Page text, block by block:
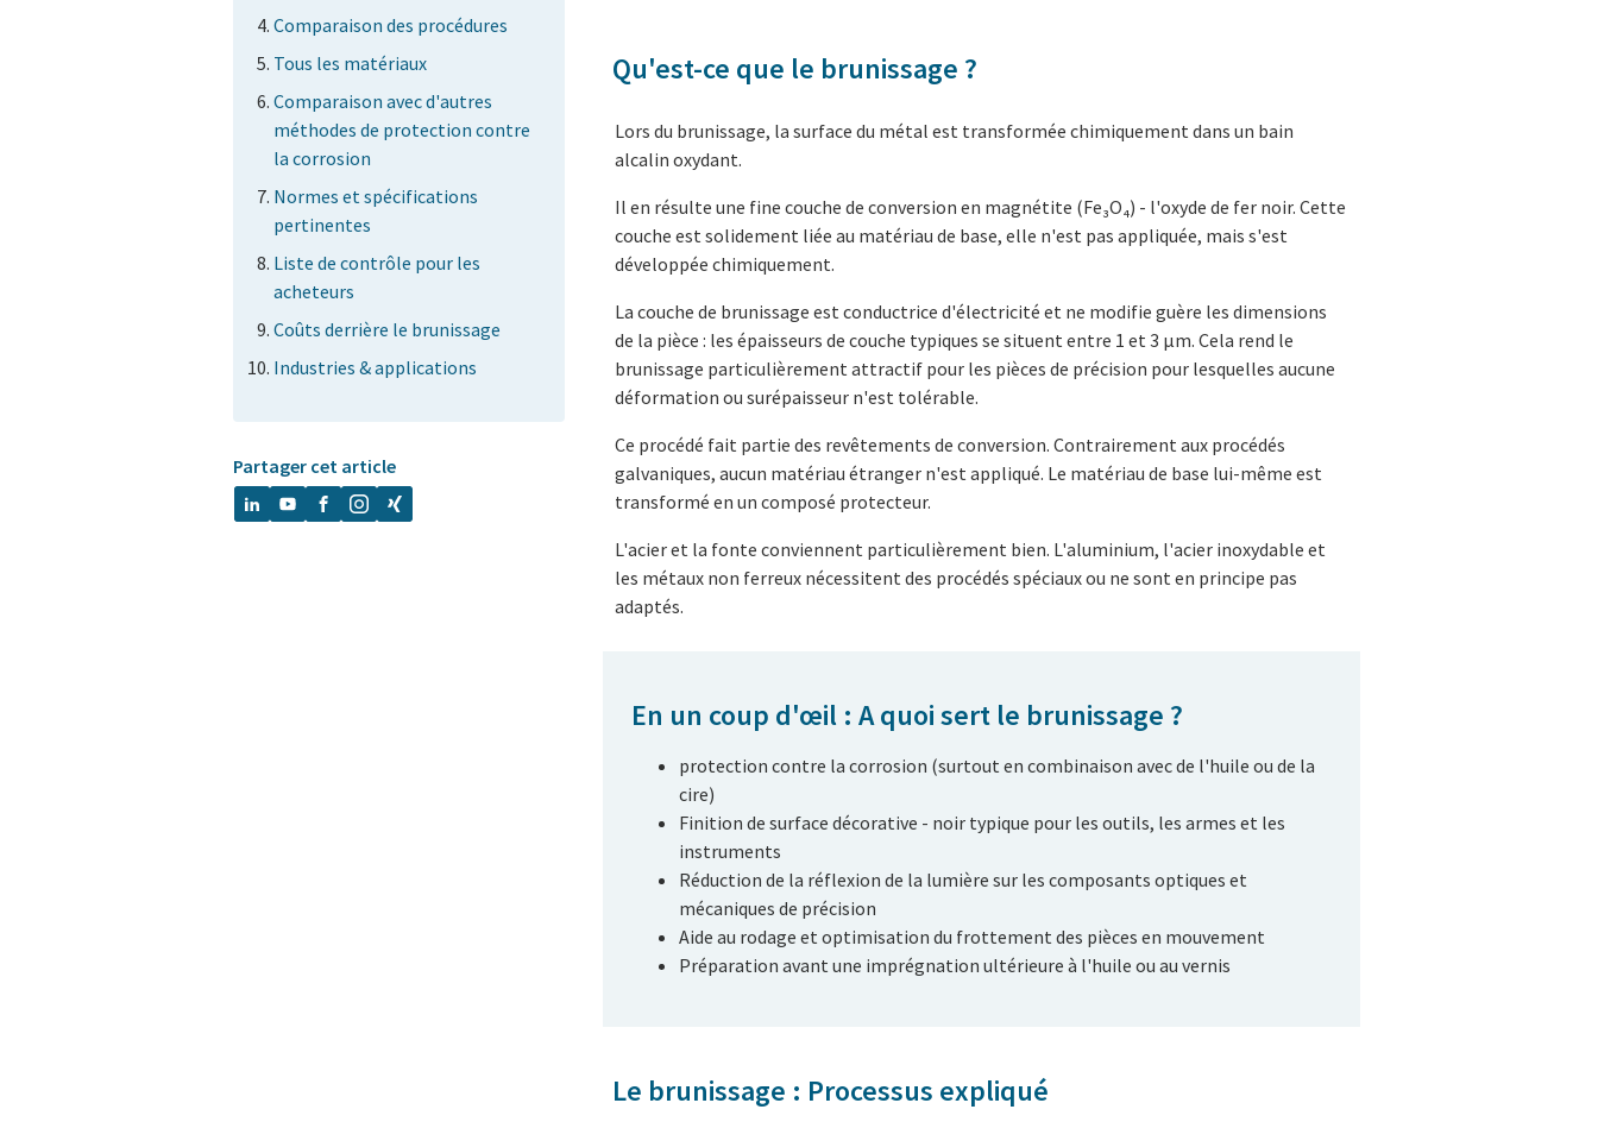
Comparaison des procédures
Tous les matériaux
Comparaison avec d'autres
méthodes de protection contre
la corrosion
Normes et spécifications
pertinentes
Liste de contrôle pour les
acheteurs
Coûts derrière le brunissage
Industries & applications
Partager cet article
Qu'est-ce que le brunissage ?
Lors du brunissage, la surface du métal est transformée chimiquement dans un bain
alcalin oxydant.
Il en résulte une fine couche de conversion en magnétite (Fe₃O₄) - l'oxyde de fer noir. Cette
couche est solidement liée au matériau de base, elle n'est pas appliquée, mais s'est
développée chimiquement.
La couche de brunissage est conductrice d'électricité et ne modifie guère les dimensions
de la pièce : les épaisseurs de couche typiques se situent entre 1 et 3 µm. Cela rend le
brunissage particulièrement attractif pour les pièces de précision pour lesquelles aucune
déformation ou surépaisseur n'est tolérable.
Ce procédé fait partie des revêtements de conversion. Contrairement aux procédés
galvaniques, aucun matériau étranger n'est appliqué. Le matériau de base lui-même est
transformé en un composé protecteur.
L'acier et la fonte conviennent particulièrement bien. L'aluminium, l'acier inoxydable et
les métaux non ferreux nécessitent des procédés spéciaux ou ne sont en principe pas
adaptés.
En un coup d'œil : A quoi sert le brunissage ?
protection contre la corrosion (surtout en combinaison avec de l'huile ou de la
cire)
Finition de surface décorative - noir typique pour les outils, les armes et les
instruments
Réduction de la réflexion de la lumière sur les composants optiques et
mécaniques de précision
Aide au rodage et optimisation du frottement des pièces en mouvement
Préparation avant une imprégnation ultérieure à l'huile ou au vernis
Le brunissage : Processus expliqué